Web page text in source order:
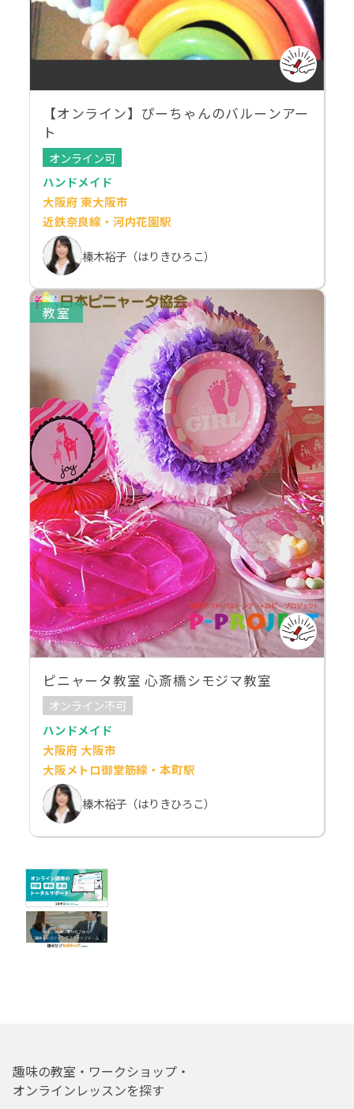
【オンライン】ぴーちゃんのバルーンアー
ト
オンライン可
ハンドメイド
大阪府 東大阪市
近鉄奈良線・河内花園駅
榛木裕子（はりきひろこ）
教室
ピニャータ教室 心斎橋シモジマ教室
オンライン不可
ハンドメイド
大阪府 大阪市
大阪メトロ御堂筋線・本町駅
榛木裕子（はりきひろこ）
趣味の教室・ワークショップ・
オンラインレッスンを探す